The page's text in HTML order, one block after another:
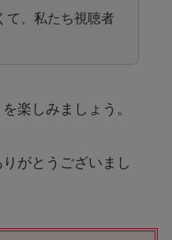
て、私たち視聴者
楽しみましょう。
がとうございまし